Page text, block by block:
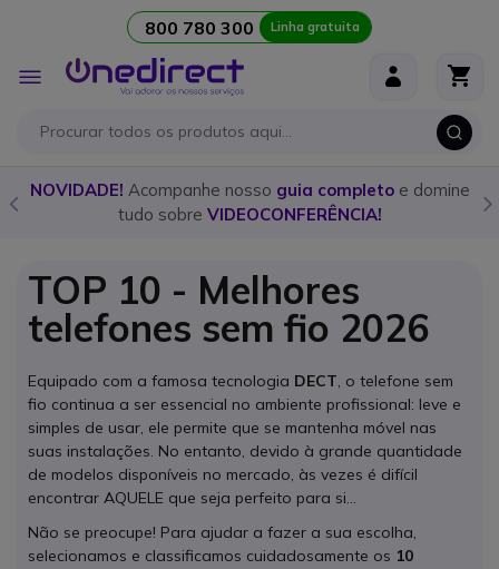
800 780 300 Linha gratuita
Alternar
Nav
Descubra owalkie talkie ideal para cada ocasião
nossoguia detalhado!
TOP 10 - Melhores
telefones sem fio 2026
Equipado com a famosa tecnologia DECT, o telefone sem
fio continua a ser essencial no ambiente profissional: leve e
simples de usar, ele permite que se mantenha móvel nas
suas instalações. No entanto, devido à grande quantidade
de modelos disponíveis no mercado, às vezes é difícil
encontrar AQUELE que seja perfeito para si…
Não se preocupe! Para ajudar a fazer a sua escolha,
selecionamos e classificamos cuidadosamente os 10